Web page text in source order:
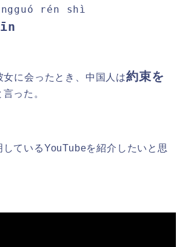
rén shì
女に会ったとき、中国人は約束を
言った。
しているYouTubeを紹介したいと思